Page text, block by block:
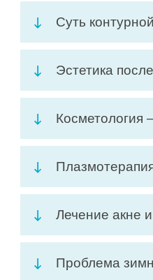
Суть
Эстетика
Косметология
Лечение акне
Проблема